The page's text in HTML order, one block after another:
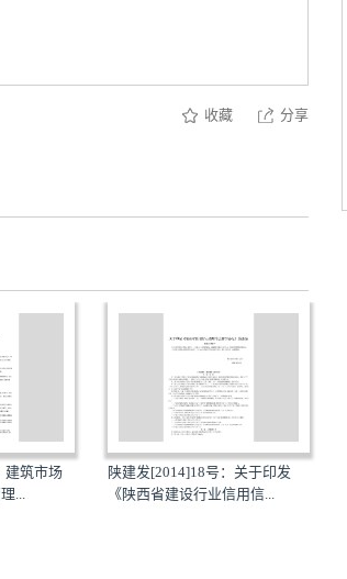
收藏 分享
建筑市场
...
陕建发[2014]18号：关于印发
《陕西省建设行业信用信...